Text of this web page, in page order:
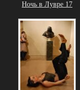
Ночь в Лувре 17